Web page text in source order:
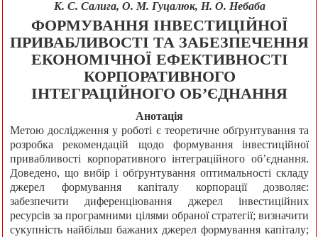
К. С. Салига, О. М. Гуцалюк, Н. О. Небаба
ФОРМУВАННЯ ІНВЕСТИЦІЙНОЇ
ПРИВАБЛИВОСТІ ТА ЗАБЕЗПЕЧЕННЯ
ЕКОНОМІЧНОЇ ЕФЕКТИВНОСТІ
КОРПОРАТИВНОГО
ІНТЕГРАЦІЙНОГО ОБ’ЄДНАННЯ
Анотація
Метою дослідження у роботі є теоретичне обґрунтування та
розробка рекомендацій щодо формування інвестиційної
привабливості корпоративного інтеграційного об’єднання.
Доведено, що вибір і обґрунтування оптимальності складу
джерел формування капіталу корпорації дозволяє:
забезпечити диференціювання джерел інвестиційних
ресурсів за програмними цілями обраної стратегії; визначити
сукупність найбільш бажаних джерел формування капіталу;